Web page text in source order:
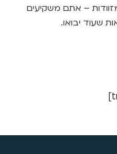
– אתם משקיעים
שעוד יבואו.